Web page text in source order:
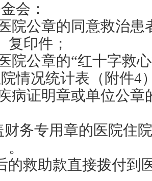
会：
院公章的同意救治患
复印件；
院公章的“红十字救
情况统计表（附件4
病证明章或单位公章
财务专用章的医院住
。
的救助款直接拨付到